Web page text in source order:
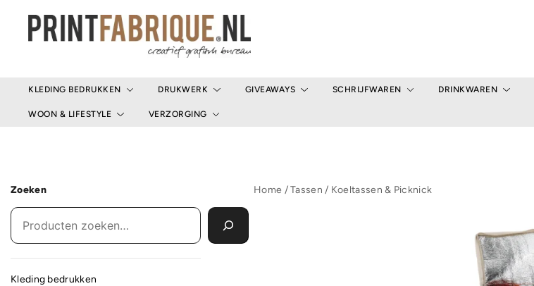
KLEDING BEDRUKKEN DRUKWERK GIVEAWAYS SCHRIJFWAREN DRINKWAREN
WOON & LIFESTYLE VERZORGING
Home /Tassen / Koeltassen & Picknick
Zoeken
Kleding bedrukken